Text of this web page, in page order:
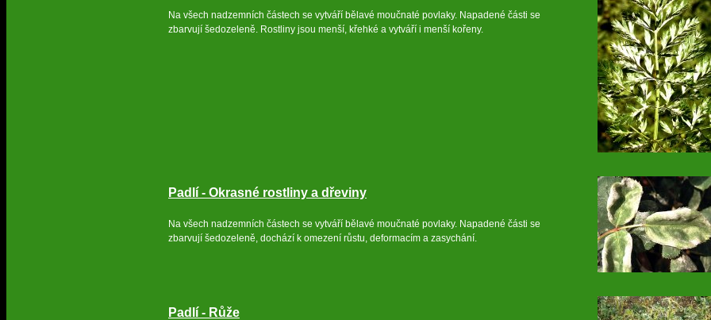
Na všech nadzemních částech se vytváří bělavé moučnaté povlaky. Napadené části se
zbarvují šedozeleně. Rostliny jsou menší, křehké a vytváří i menší kořeny.
Padlí - Okrasné rostliny a dřeviny
Na všech nadzemních částech se vytváří bělavé moučnaté povlaky. Napadené části se
zbarvují šedozeleně, dochází k omezení růstu, deformacím a zasychání.
Padlí - Růže